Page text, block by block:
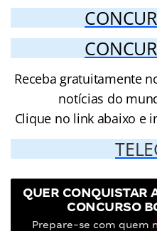
Receba gratuitamente
notícias do
Clique no link abaixo e
QUER CONQUISTAR
CONCURSO
Prepare-se com quem